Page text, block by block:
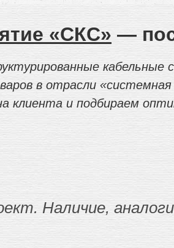
«СКС» —
в отрасли
клиента и подбираем
Наличие,